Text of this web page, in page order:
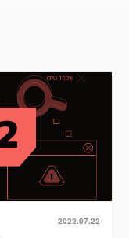
2022.07.22